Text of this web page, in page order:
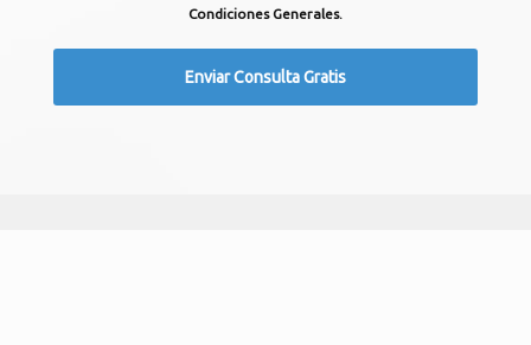
Condiciones Generales.